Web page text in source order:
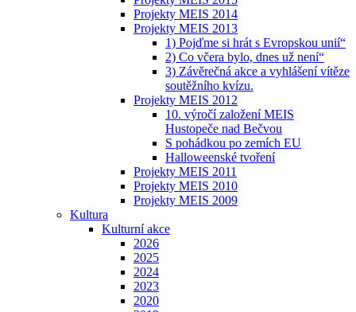
Projekty MEIS 2014
Projekty MEIS 2013
1) Pojďme si hrát s Evropskou unií“
2) Co včera bylo, dnes už není“
3) Závěrečná akce a vyhlášení vítěze
soutěžního kvízu.
Projekty MEIS 2012
10. výročí založení MEIS
Hustopeče nad Bečvou
S pohádkou po zemích EU
Halloweenské tvoření
Projekty MEIS 2011
Projekty MEIS 2010
Projekty MEIS 2009
Kultura
Kulturní akce
2026
2025
2024
2023
2020